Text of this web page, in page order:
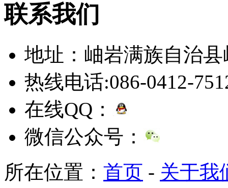
联系我们
地址：岫岩满族自治
热线电话:086-0412-
在线QQ：
微信公众号：
所在位置： 首页 - 关于我